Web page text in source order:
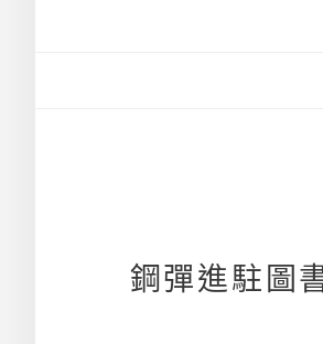
鋼彈進駐圖